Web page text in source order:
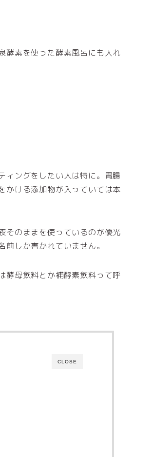
酵素を使った酵素風呂にも入れ
ィングをしたい人は特に。胃腸
かける添加物が入っていては本
そのままを使っているのが優光
しか書かれていません。
酵母飲料とか補酵素飲料って呼
CLOSE